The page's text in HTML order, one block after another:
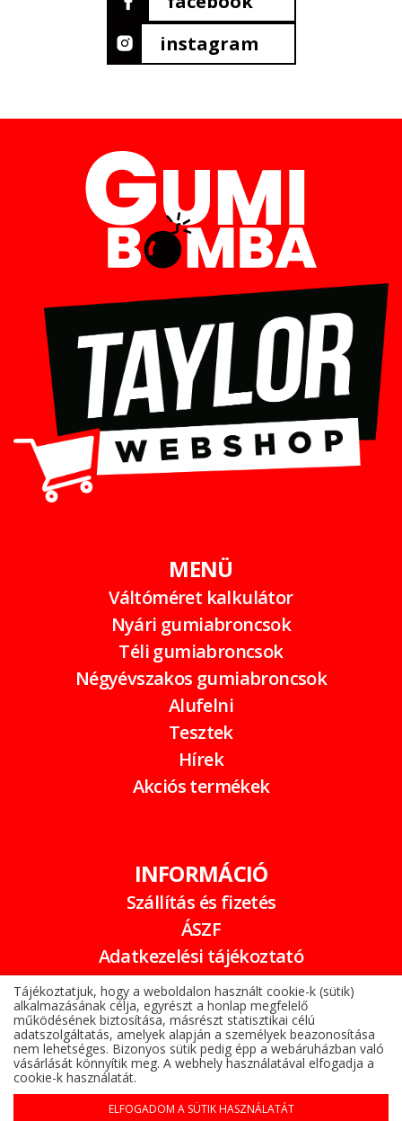
instagram
MENÜ
Váltóméret kalkulátor
Nyári gumiabroncsok
Téli gumiabroncsok
Négyévszakos gumiabroncsok
Alufelni
Tesztek
Hírek
Akciós termékek
INFORMÁCIÓ
Szállítás és fizetés
ÁSZF
Adatkezelési tájékoztató
Garancia
Online elállási nyilatkozat
Tájékoztatjuk, hogy a weboldalon használt cookie-k (sütik)
alkalmazásának célja, egyrészt a honlap megfelelő
működésének biztosítása, másrészt statisztikai célú
adatszolgáltatás, amelyek alapján a személyek beazonosítása
nem lehetséges. Bizonyos sütik pedig épp a webáruházban való
vásárlását könnyítik meg. A webhely használatával elfogadja a
cookie-k használatát.
ELFOGADOM A SÜTIK HASZNÁLATÁT